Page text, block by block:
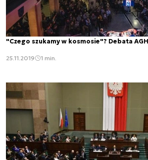
"Czego szukamy w kosmosie"? Debata
25.11.2019 1 min.